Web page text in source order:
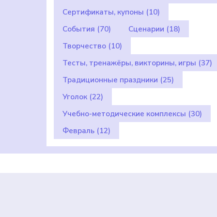
Сертификаты, купоны (10)
События (70) Сценарии (18)
Творчество (10)
Тесты, тренажёры, викторины, игры (37)
Традиционные праздники (25)
Уголок (22)
Учебно-методические комплексы (30)
Февраль (12)